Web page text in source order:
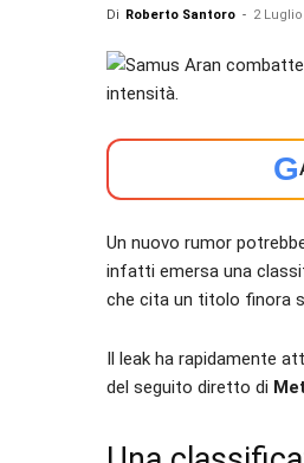
Di Roberto Santoro - 2 Luglio
G
Un nuovo rumor
infatti emersa una
che cita un titolo finora
Il leak ha rapidamente
del seguito diretto di